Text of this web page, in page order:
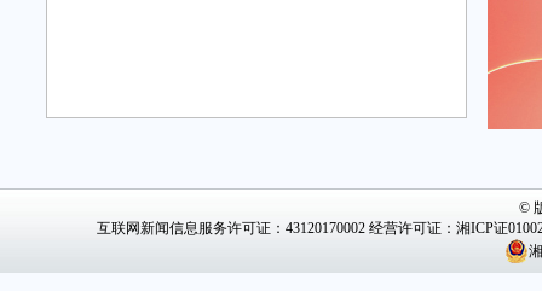
©
互联网新闻信息服务许可证：43120170002经营许可证：湘ICP证